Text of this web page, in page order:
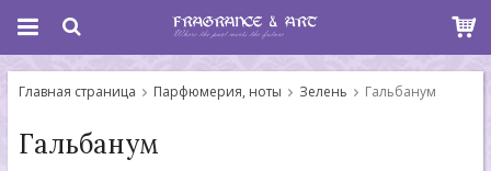
Главная страница Парфюмерия, ноты Зелень Гальбанум
Гальбанум